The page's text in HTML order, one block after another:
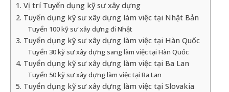
1. Vị trí Tuyển dụng kỹ sư xây dựng
2. Tuyển dụng kỹ sư xây dựng làm việc tại Nhật Bản
Tuyển 100 kỹ sư xây dựng đi Nhật
3. Tuyển dụng kỹ sư xây dựng làm việc tại Hàn Quốc
Tuyển 30 kỹ sư xây dựng sang làm việc tại Hàn Quốc
4. Tuyển dụng kỹ sư xây dựng làm việc tại Ba Lan
Tuyển 50 kỹ sư xây dựng làm việc tại Ba Lan
5. Tuyển dụng kỹ sư xây dựng làm việc tại Slovakia